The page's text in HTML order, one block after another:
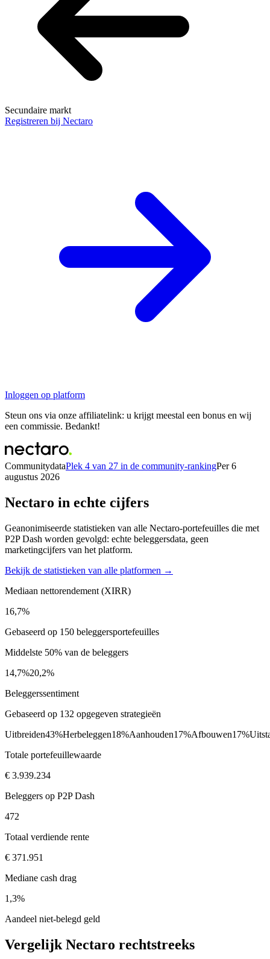
Secundaire markt
Registreren bij Nectaro
Inloggen op platform
Steun ons via onze affiliatelink: u krijgt meestal een bonus en wij
een commissie. Bedankt!
CommunitydataPlek 4 van 27 in de community-rankingPer 6
augustus 2026
Nectaro in echte cijfers
Geanonimiseerde statistieken van alle Nectaro-portefeuilles die met
P2P Dash worden gevolgd: echte beleggersdata, geen
marketingcijfers van het platform.
Bekijk de statistieken van alle platformen →
Mediaan nettorendement (XIRR)
16,7%
Gebaseerd op 150 beleggersportefeuilles
Middelste 50% van de beleggers
14,7%20,2%
Beleggerssentiment
Gebaseerd op 132 opgegeven strategieën
Uitbreiden43%Herbeleggen18%Aanhouden17%Afbouwen17%
Totale portefeuillewaarde
€ 3.939.234
Beleggers op P2P Dash
472
Totaal verdiende rente
€ 371.951
Mediane cash drag
1,3%
Aandeel niet-belegd geld
Vergelijk Nectaro rechtstreeks